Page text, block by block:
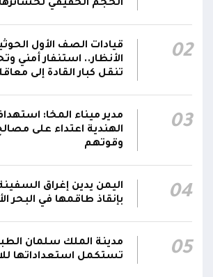
وسقطرى يستفيد منها أكثر من 112 ألف شخص
22:01
سعودية خلال 24 ساعة
21:45
الشركة اليمنية للغاز: أعمال
الانتهاء وإمدادات الغاز ستعود
احتياجات كافة المحافظات
الحجم الحقيقي لخسائرها
02
قيادات الصف الأول
الأنظار.. استنفار أمني
تنقل كبار القادة إلى
03
مدير ميناء المخا:
الهندية اعتداء على
وقوتهم
04
اليمن يدين إغراق
بإنقاذ طاقمها في البحر
05
مدينة الملك سلمان
تستكمل استعداداتها